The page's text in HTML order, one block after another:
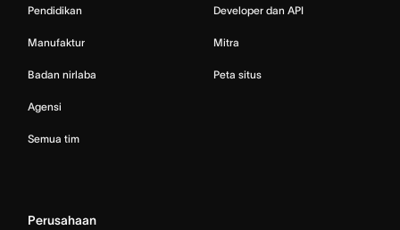
Pendidikan
Manufaktur
Badan nirlaba
Agensi
Semua tim
Developer dan API
Mitra
Peta situs
Perusahaan